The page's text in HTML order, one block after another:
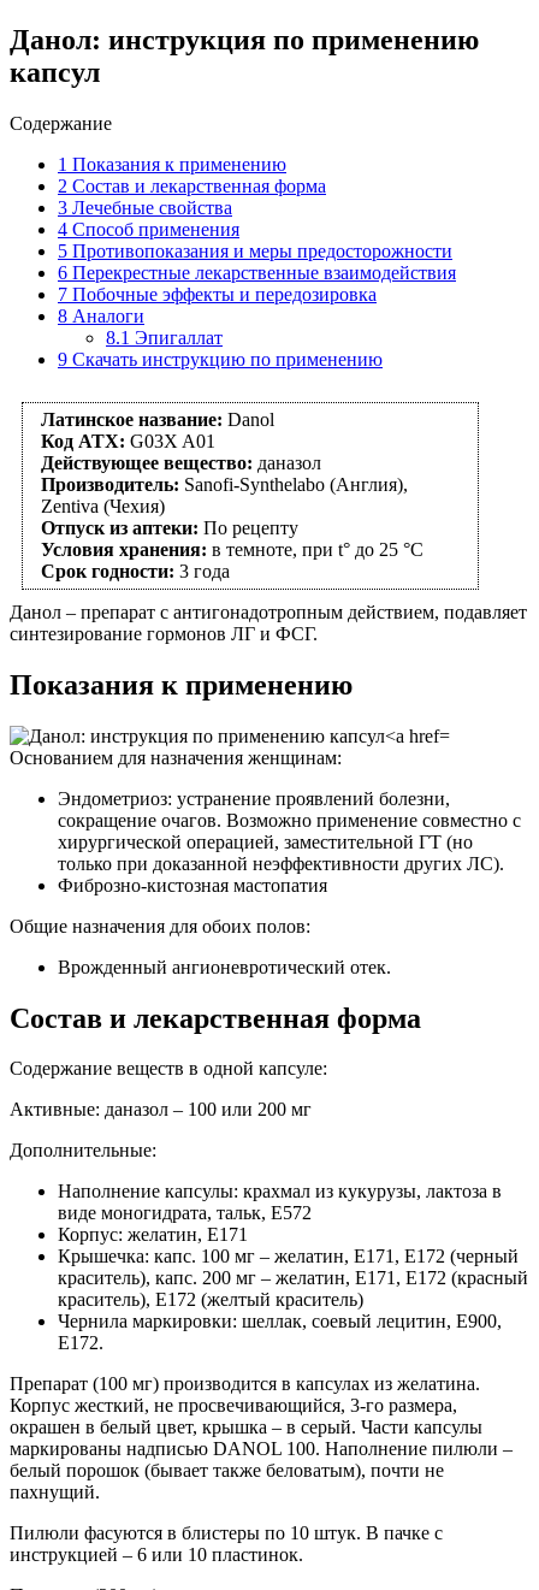
Данол: инструкция по применению
капсул
Содержание
1 Показания к применению
2 Состав и лекарственная форма
3 Лечебные свойства
4 Способ применения
5 Противопоказания и меры предосторожности
6 Перекрестные лекарственные взаимодействия
7 Побочные эффекты и передозировка
8 Аналоги
8.1 Эпигаллат
9 Скачать инструкцию по применению
Латинское название: Danol
Код АТХ: G03X A01
Действующее вещество: даназол
Производитель: Sanofi-Synthelabo (Англия),
Zentiva (Чехия)
Отпуск из аптеки: По рецепту
Условия хранения: в темноте, при t° до 25 °C
Срок годности: 3 года
Данол – препарат с антигонадотропным действием, подавляет
синтезирование гормонов ЛГ и ФСГ.
Показания к применению
Основанием для назначения женщинам:
Эндометриоз: устранение проявлений болезни,
сокращение очагов. Возможно применение совместно с
хирургической операцией, заместительной ГТ (но
только при доказанной неэффективности других ЛС).
Фиброзно-кистозная мастопатия
Общие назначения для обоих полов:
Врожденный ангионевротический отек.
Состав и лекарственная форма
Содержание веществ в одной капсуле:
Активные: даназол – 100 или 200 мг
Дополнительные:
Наполнение капсулы: крахмал из кукурузы, лактоза в
виде моногидрата, тальк, Е572
Корпус: желатин, Е171
Крышечка: капс. 100 мг – желатин, Е171, Е172 (черный
краситель), капс. 200 мг – желатин, Е171, Е172 (красный
краситель), Е172 (желтый краситель)
Чернила маркировки: шеллак, соевый лецитин, Е900,
Е172.
Препарат (100 мг) производится в капсулах из желатина.
Корпус жесткий, не просвечивающийся, 3-го размера,
окрашен в белый цвет, крышка – в серый. Части капсулы
маркированы надписью DANOL 100. Наполнение пилюли –
белый порошок (бывает также беловатым), почти не
пахнущий.
Пилюли фасуются в блистеры по 10 штук. В пачке с
инструкцией – 6 или 10 пластинок.